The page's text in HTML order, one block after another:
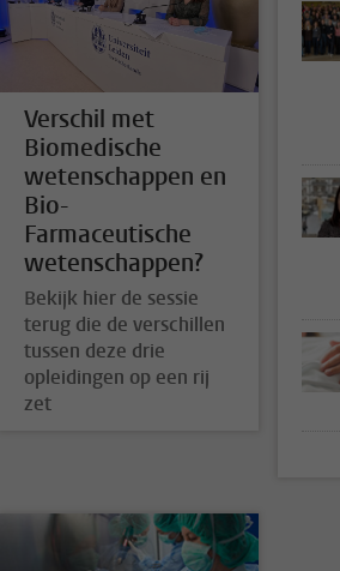
Verschil met
Biomedische
wetenschappen en
Bio-
Farmaceutische
wetenschappen?
Bekijk hier de sessie
terug die de verschillen
tussen deze drie
opleidingen op een rij
zet